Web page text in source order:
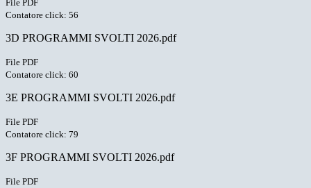
File PDF
Contatore click: 56
3D PROGRAMMI SVOLTI 2026.pdf
File PDF
Contatore click: 60
3E PROGRAMMI SVOLTI 2026.pdf
File PDF
Contatore click: 79
3F PROGRAMMI SVOLTI 2026.pdf
File PDF